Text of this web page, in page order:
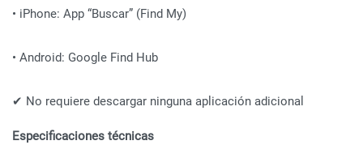
• iPhone: App “Buscar” (Find My)
• Android: Google Find Hub
✔ No requiere descargar ninguna aplicación adicional
Especificaciones técnicas